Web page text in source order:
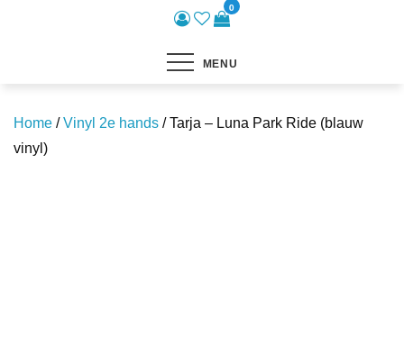
0
MENU
Home /Vinyl 2e hands / Tarja – Luna Park Ride (blauw
vinyl)